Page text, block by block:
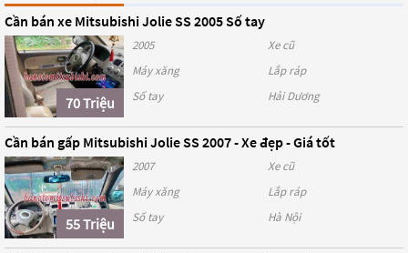
Cần bán xe Mitsubishi Jolie SS 2005 Số tay
70 Triệu
2005
Xe cũ
Máy xăng
Lắp ráp
Số tay
Hải Dương
Cần bán gấp Mitsubishi Jolie SS 2007 - Xe đẹp - Giá tốt
55 Triệu
2007
Xe cũ
Máy xăng
Lắp ráp
Số tay
Hà Nội